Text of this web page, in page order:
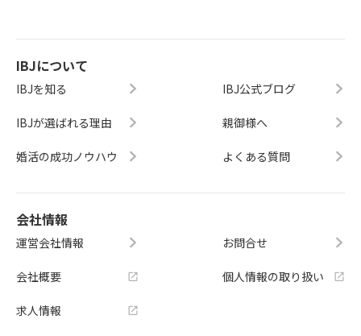
IBJについて
IBJを知る
IBJが選ばれる理由
婚活の成功ノウハウ
IBJ公式ブログ
親御様へ
よくある質問
会社情報
運営会社情報
会社概要
求人情報
お問合せ
個人情報の取り扱い